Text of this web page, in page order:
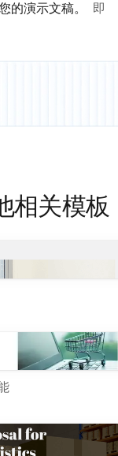
的演示文稿。
即
相关模板